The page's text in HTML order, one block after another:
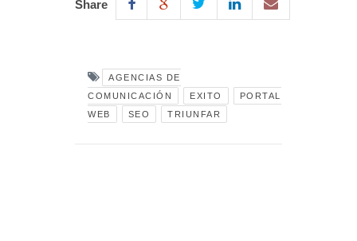
Share
AGENCIAS DE
COMUNICACIÓN
EXITO
PORTAL
WEB
SEO TRIUNFAR